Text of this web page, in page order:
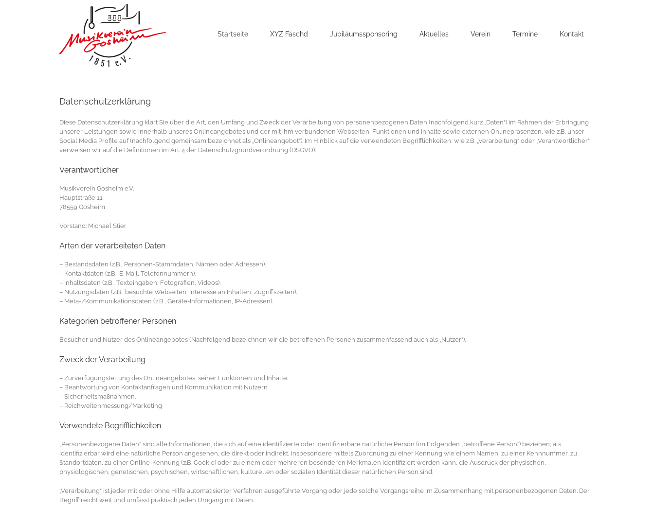
Startseite XYZ Fäschd Jubiläumssponsoring Aktuelles Verein Termine Kontakt
Datenschutzerklärung
Diese Datenschutzerklärung klärt Sie über die Art, den Umfang und Zweck der Verarbeitung von personenbezogenen Daten (nachfolgend kurz „Daten“) im Rahmen der Erbringung
unserer Leistungen sowie innerhalb unseres Onlineangebotes und der mit ihm verbundenen Webseiten, Funktionen und Inhalte sowie externen Onlinepräsenzen, wie z.B. unser
Social Media Profile auf (nachfolgend gemeinsam bezeichnet als „Onlineangebot“). Im Hinblick auf die verwendeten Begrifflichkeiten, wie z.B. „Verarbeitung“ oder „Verantwortlicher“
verweisen wir auf die Definitionen im Art. 4 der Datenschutzgrundverordnung (DSGVO).
Verantwortlicher
Musikverein Gosheim e.V.
Hauptstraße 11
78559 Gosheim
Vorstand: Michael Stier
Arten der verarbeiteten Daten
– Bestandsdaten (z.B., Personen-Stammdaten, Namen oder Adressen).
– Kontaktdaten (z.B., E-Mail, Telefonnummern).
– Inhaltsdaten (z.B., Texteingaben, Fotografien, Videos).
– Nutzungsdaten (z.B., besuchte Webseiten, Interesse an Inhalten, Zugriffszeiten).
– Meta-/Kommunikationsdaten (z.B., Geräte-Informationen, IP-Adressen).
Kategorien betroffener Personen
Besucher und Nutzer des Onlineangebotes (Nachfolgend bezeichnen wir die betroffenen Personen zusammenfassend auch als „Nutzer“).
Zweck der Verarbeitung
– Zurverfügungstellung des Onlineangebotes, seiner Funktionen und Inhalte.
– Beantwortung von Kontaktanfragen und Kommunikation mit Nutzern.
– Sicherheitsmaßnahmen.
– Reichweitenmessung/Marketing
Verwendete Begrifflichkeiten
„Personenbezogene Daten“ sind alle Informationen, die sich auf eine identifizierte oder identifizierbare natürliche Person (im Folgenden „betroffene Person“) beziehen; als
identifizierbar wird eine natürliche Person angesehen, die direkt oder indirekt, insbesondere mittels Zuordnung zu einer Kennung wie einem Namen, zu einer Kennnummer, zu
Standortdaten, zu einer Online-Kennung (z.B. Cookie) oder zu einem oder mehreren besonderen Merkmalen identifiziert werden kann, die Ausdruck der physischen,
physiologischen, genetischen, psychischen, wirtschaftlichen, kulturellen oder sozialen Identität dieser natürlichen Person sind.
„Verarbeitung“ ist jeder mit oder ohne Hilfe automatisierter Verfahren ausgeführte Vorgang oder jede solche Vorgangsreihe im Zusammenhang mit personenbezogenen Daten. Der
Begriff reicht weit und umfasst praktisch jeden Umgang mit Daten.